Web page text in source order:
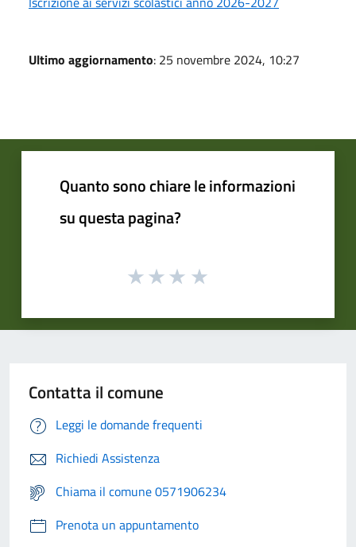
Ultimo aggiornamento: 25 novembre 2024, 10:27
Quanto sono chiare le informazioni
su questa pagina?
Contatta il comune
Leggi le domande frequenti
Richiedi Assistenza
Chiama il comune 0571906234
Prenota un appuntamento